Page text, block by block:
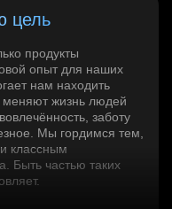
цель
продукты
опыт для наших
нам находить
меняют жизнь людей
заботу
Мы гордимся тем,
классным
Быть частью таких